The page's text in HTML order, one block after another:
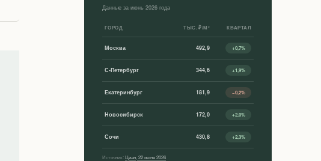
Данные за июнь 2026 года
ГОРОД ТЫС. ₽/М² КВАРТАЛ
Москва 492,9 +0,7%
С-Петербург 344,6 +1,9%
Екатеринбург 181,9 −0,2%
Новосибирск 172,0 +2,0%
Сочи 430,8 +2,3%
Источник:Циан, 22 июня 2026